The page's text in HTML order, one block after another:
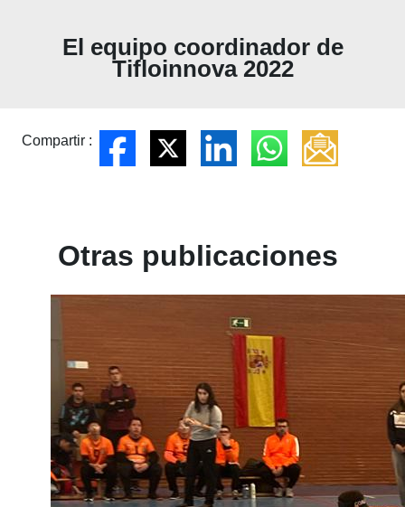
El equipo coordinador de
Tifloinnova 2022
Compartir :
Otras publicaciones